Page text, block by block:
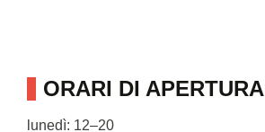
ORARI DI APERTURA
lunedì: 12–20